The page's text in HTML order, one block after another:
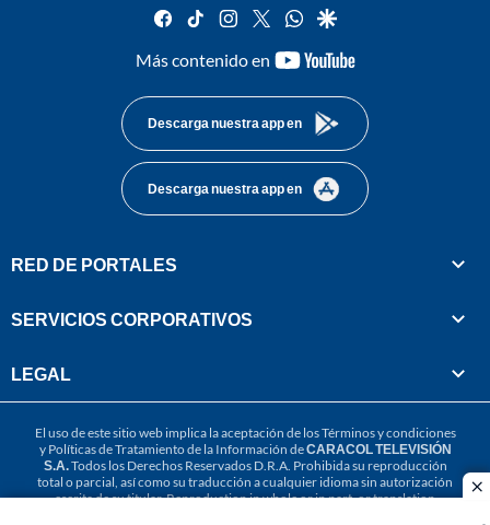
facebook
tiktok instagram
twitterwhatsapp
google
Más contenido en
youtube-
Descarga nuestra app en
Descarga nuestra app en
RED DE PORTALES
SERVICIOS CORPORATIVOS
LEGAL
El uso de este sitio web implica la aceptación de losTérminos y condiciones
y Políticas de Tratamiento de la Información deCARACOL TELEVISIÓN
S.A.Todos los Derechos Reservados D.R.A. Prohibida su reproducción
total o parcial, así como su traducción a cualquier idioma sin autorización
escrita de su titular. Reproduction in whole or in part, or translation